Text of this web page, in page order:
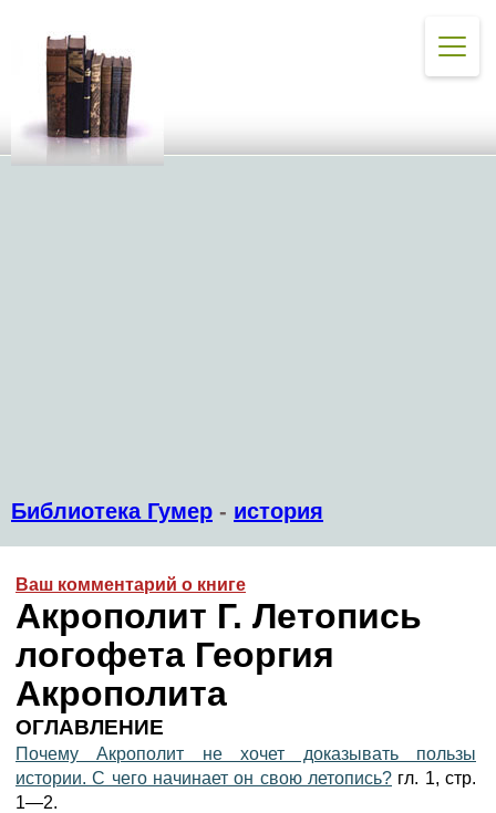
Библиотека Гумер - история
Ваш комментарий о книге
Акрополит Г. Летопись
логофета Георгия
Акрополита
ОГЛАВЛЕНИЕ
Почему Акрополит не хочет доказывать пользы
истории. С чего начинает он свою летопись? гл. 1, стр.
1—2.